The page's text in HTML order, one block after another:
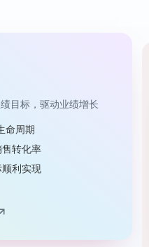
目标，驱动业绩增长
命周期
转化率
利实现